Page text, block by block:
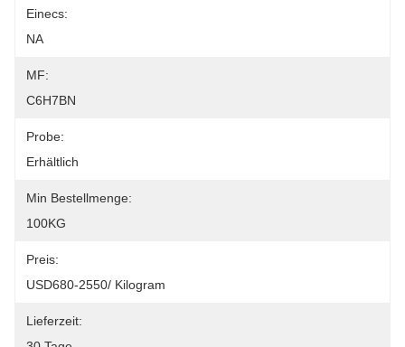
Einecs:
NA
MF:
C6H7BN
Probe:
Erhältlich
Min Bestellmenge:
100KG
Preis:
USD680-2550/ Kilogram
Lieferzeit: